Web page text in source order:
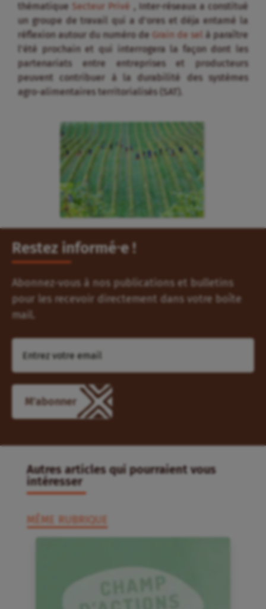
thématique
Secteur Privé
, Inter-réseaux a constitué
un groupe de travail qui a d’ores et déja entamé la
réflexion autour du numéro de
Grain de sel à paraître
l’été prochain et qui interrogera la façon dont les
partenariats entre entreprises et producteurs
peuvent contribuer à la durabilité des systèmes
agro-alimentaires territorialisés (SAT).
Restez informé⸱e !
Abonnez-vous à nos publications et bulletins
pour les recevoir directement dans votre boîte
mail.
M'abonner
Autres articles qui pourraient vous
intéresser
MÊME RUBRIQUE